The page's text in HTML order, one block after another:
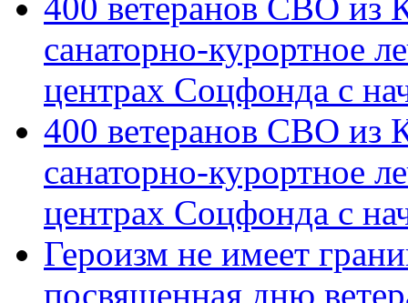
400 ветеранов СВО из
санаторно-курортное
центрах Соцфонда с
400 ветеранов СВО из
санаторно-курортное
центрах Соцфонда с
Героизм не имеет
посвященная дню